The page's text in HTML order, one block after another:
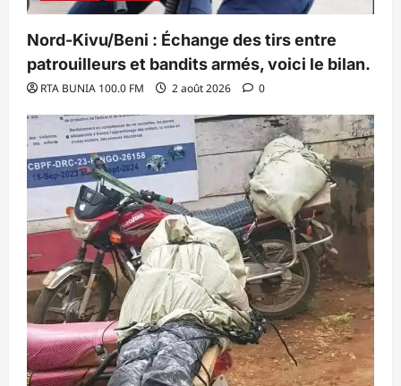
Nord-Kivu/Beni : Échange des tirs entre
patrouilleurs et bandits armés, voici le bilan.
RTA BUNIA 100.0 FM 2 août 2026 0